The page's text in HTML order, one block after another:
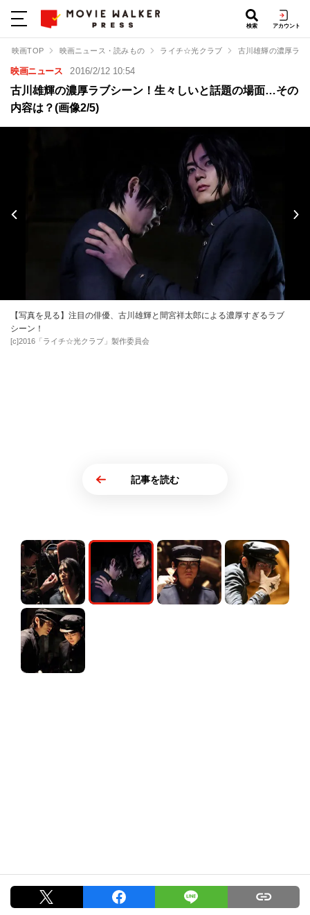
検索 アカウント
映画TOP 映画ニュース・読みもの ライチ☆光クラブ 古川雄輝の濃厚ラ
映画ニュース 2016/2/12 10:54
古川雄輝の濃厚ラブシーン！生々しいと話題の場面…その
内容は？(画像2/5)
【写真を見る】注目の俳優、古川雄輝と間宮祥太郎による濃厚すぎるラブ
シーン！
[c]2016「ライチ☆光クラブ」製作委員会
記事を読む